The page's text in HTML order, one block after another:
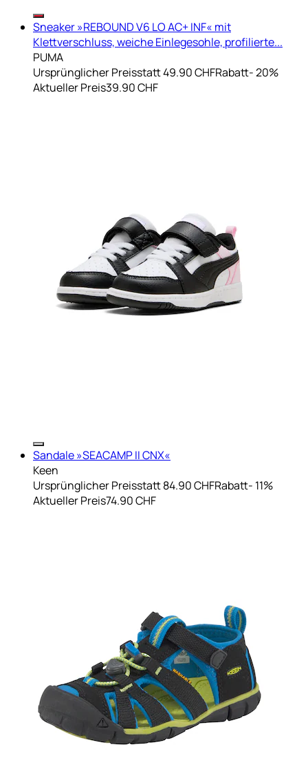
Sneaker »REBOUND V6 LO AC+ INF« mit
Klettverschluss, weiche Einlegesohle, profilierte...
PUMA
Ursprünglicher Preisstatt 49.90 CHFRabatt- 20%
Aktueller Preis39.90 CHF
Sandale »SEACAMP II CNX«
Keen
Ursprünglicher Preisstatt 84.90 CHFRabatt- 11%
Aktueller Preis74.90 CHF